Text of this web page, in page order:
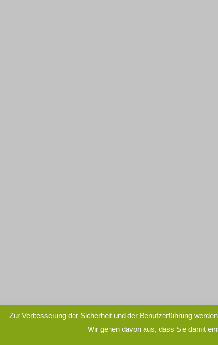
Zur Verbesserung der Sicherheit und der Benutzerführung
Wir gehen davon aus, dass Sie damit